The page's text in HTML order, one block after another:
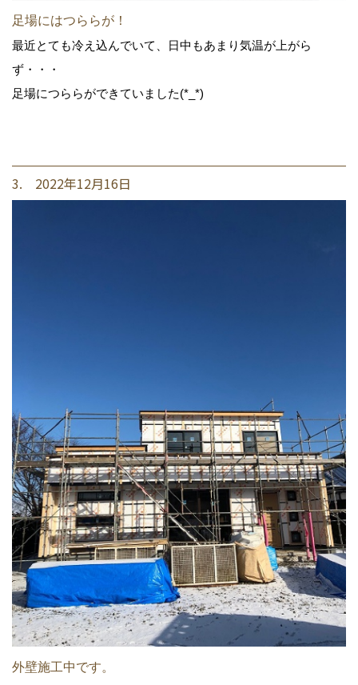
足場にはつららが！
最近とても冷え込んでいて、日中もあまり気温が上がら
ず・・・
足場につららができていました(*_*)
3. 2022年12月16日
外壁施工中です。